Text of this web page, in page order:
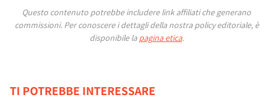
Questo contenuto potrebbe includere link affiliati che generano
commissioni. Per conoscere i dettagli della nostra policy editoriale, è
disponibile la pagina etica.
TI POTREBBE INTERESSARE